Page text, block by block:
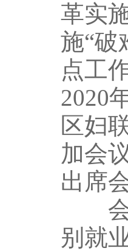
革实
施“破
点工
2020
区妇
加会
出席
会
别就